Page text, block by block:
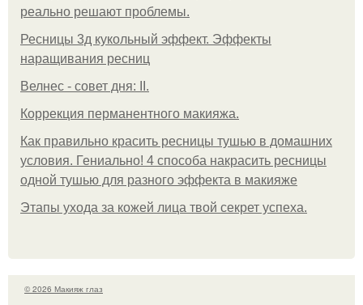
реально решают проблемы.
Ресницы 3д кукольный эффект. Эффекты
наращивания ресниц
Велнес - совет дня: II.
Коррекция перманентного макияжа.
Как правильно красить ресницы тушью в домашних
условия. Гениально! 4 способа накрасить ресницы
одной тушью для разного эффекта в макияже
Этапы ухода за кожей лица твой секрет успеха.
© 2026 Макияж глаз